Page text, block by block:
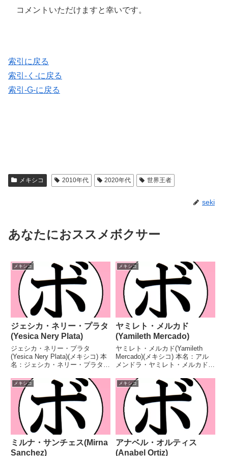
コメントいただけますと幸いです。
索引に戻る
索引-く-に戻る
索引-G-に戻る
メキシコ 2010年代 2020年代 世界王者
seki
あなたにおススメボクサー
メキシコ
ジェシカ・ネリー・プラタ
(Yesica Nery Plata)
ジェシカ・ネリー・プラタ
(Yesica Nery Plata)(メキシコ) 本
名：ジェシカ・ネリー・プラタ・
日国籍：メキシコ戦績：34戦31
勝(3KO)3敗 【獲得タイトル】
WBC女子ライトフライ級ユー
ス...
メキシコ
ヤミレト・メルカド
(Yamileth Mercado)
ヤミレト・メルカド(Yamileth
Mercado)(メキシコ) 本名：アル
メンドラ・ヤミレト・メルカド・
16日国籍：メキシコ戦績：29戦
25勝(6KO)4敗 【獲得タイトル】
WBCインターナショナル女子...
メキシコ
ミルナ・サンチェス(Mirna
Sanchez)
メキシコ
アナベル・オルティス
(Anabel Ortiz)